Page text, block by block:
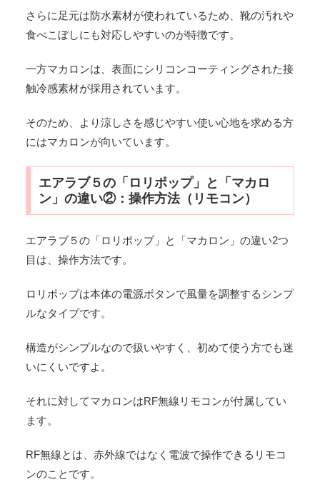
さらに足元は防水素材が使われているため、靴の汚れや
食べこぼしにも対応しやすいのが特徴です。
一方マカロンは、表面にシリコンコーティングされた接
触冷感素材が採用されています。
そのため、より涼しさを感じやすい使い心地を求める方
にはマカロンが向いています。
エアラブ５の「ロリポップ」と「マカロ
ン」の違い②：操作方法（リモコン）
エアラブ５の「ロリポップ」と「マカロン」の違い2つ
目は、操作方法です。
ロリポップは本体の電源ボタンで風量を調整するシンプ
ルなタイプです。
構造がシンプルなので扱いやすく、初めて使う方でも迷
いにくいですよ。
それに対してマカロンはRF無線リモコンが付属してい
ます。
RF無線とは、赤外線ではなく電波で操作できるリモコ
ンのことです。